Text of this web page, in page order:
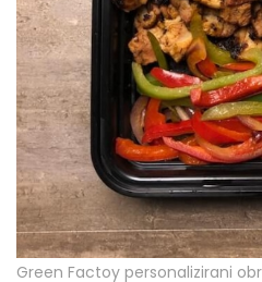
Green Factoy personalizirani